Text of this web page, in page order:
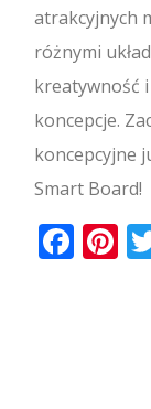
atrakcyjnych
różnymi
kreatywność
koncepcje.
koncepcyjne
Smart Board!